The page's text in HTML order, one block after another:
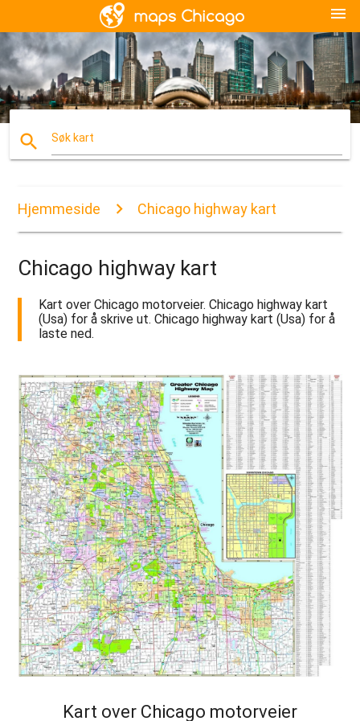
menu
search Søk kart
Hjemmeside Chicago highway kart
Chicago highway kart
Kart over Chicago motorveier. Chicago highway kart
(Usa) for å skrive ut. Chicago highway kart (Usa) for å
laste ned.
Kart over Chicago motorveier